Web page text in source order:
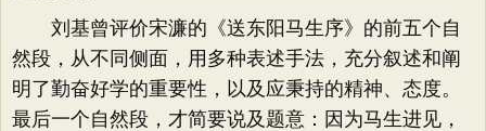
刘基曾评价宋濂的《送东阳马生序》的前五个自
然段，从不同侧面，用多种表述手法，充分叙述和阐
明了勤奋好学的重要性，以及应秉持的精神、态度。
最后一个自然段，才简要说及题意：因为马生进见，